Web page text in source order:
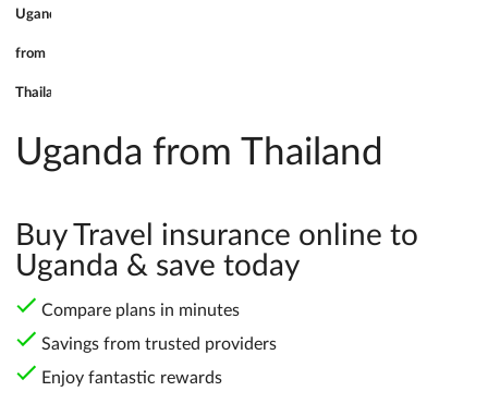
Uganda from Thailand
Buy Travel insurance online to
Uganda & save today
Compare plans in minutes
Savings from trusted providers
Enjoy fantastic rewards